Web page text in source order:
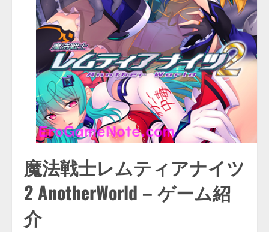
魔法戦士レムティアナイツ
2 AnotherWorld – ゲーム紹
介